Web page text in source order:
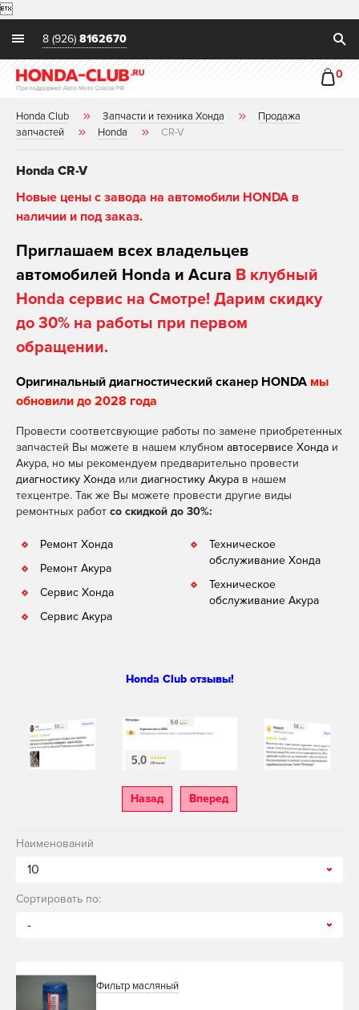

8 (926) 8162670
0
Honda Club Запчасти и техника Хонда
Продажа
запчастей
Honda CR-V
Honda CR-V
Новые цены с завода на автомобили HONDA в
наличии и под заказ.
Приглашаем всех владельцев
автомобилей Honda и Acura В клубный
Honda сервис на Смотре! Дарим скидку
до 30% на работы при первом
обращении.
Оригинальный диагностический сканер HONDA мы
обновили до 2028 года
Провести соответсвующие работы по замене приобретенных
запчастей Вы можете в нашем клубном автосервисе Хонда и
Акура, но мы рекомендуем предварительно провести
диагностику Хонда или диагностику Акура в нашем
техцентре. Так же Вы можете провести другие виды
ремонтных работ со скидкой до 30%:
Ремонт Хонда
Ремонт Акура
Сервис Хонда
Сервис Акура
Техническое
обслуживание Хонда
Техническое
обслуживание Акура
Honda Club отзывы!
Назад Вперед
Наименований
10
Сортировать по:
-
Фильтр масляный